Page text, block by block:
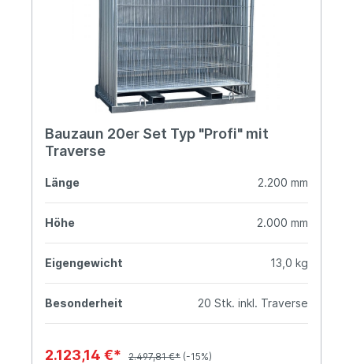
Bauzaun 20er Set Typ "Profi" mit
Traverse
Länge 2.200 mm
Höhe 2.000 mm
Eigengewicht 13,0 kg
Besonderheit 20 Stk. inkl. Traverse
2.123,14 €* 2.497,81 €* (-15%)